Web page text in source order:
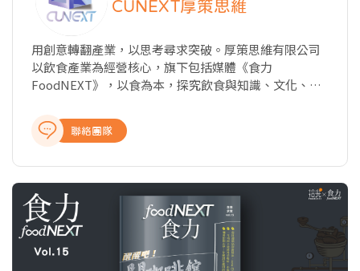
CUNEXT厚策思維
用創意轉翻產業，以思考尋求突破。厚策思維有限公司
以飲食產業為經營核心，旗下包括媒體《食力
FoodNEXT》，以食為本，探究飲食與知識、文化、商
態、飲食美學與文化、科學客觀的知識剖析、深入的報
導與專題製作，提供讀者完整全面的產業報導，讓關注
聯絡團隊